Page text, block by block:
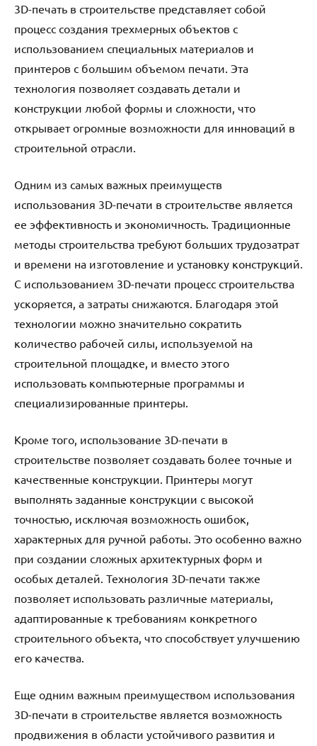
3D-печать в строительстве представляет собой
процесс создания трехмерных объектов с
использованием специальных материалов и
принтеров с большим объемом печати. Эта
технология позволяет создавать детали и
конструкции любой формы и сложности, что
открывает огромные возможности для инноваций в
строительной отрасли.
Одним из самых важных преимуществ
использования 3D-печати в строительстве является
ее эффективность и экономичность. Традиционные
методы строительства требуют больших трудозатрат
и времени на изготовление и установку конструкций.
С использованием 3D-печати процесс строительства
ускоряется, а затраты снижаются. Благодаря этой
технологии можно значительно сократить
количество рабочей силы, используемой на
строительной площадке, и вместо этого
использовать компьютерные программы и
специализированные принтеры.
Кроме того, использование 3D-печати в
строительстве позволяет создавать более точные и
качественные конструкции. Принтеры могут
выполнять заданные конструкции с высокой
точностью, исключая возможность ошибок,
характерных для ручной работы. Это особенно важно
при создании сложных архитектурных форм и
особых деталей. Технология 3D-печати также
позволяет использовать различные материалы,
адаптированные к требованиям конкретного
строительного объекта, что способствует улучшению
его качества.
Еще одним важным преимуществом использования
3D-печати в строительстве является возможность
продвижения в области устойчивого развития и